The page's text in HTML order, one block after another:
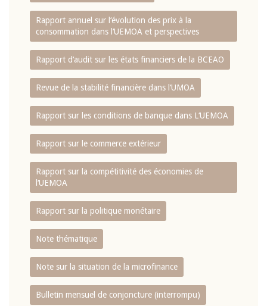
Rapport annuel sur l‘évolution des prix à la
consommation dans l‘UEMOA et perspectives
Rapport d‘audit sur les états financiers de la BCEAO
Revue de la stabilité financière dans l‘UMOA
Rapport sur les conditions de banque dans L‘UEMOA
Rapport sur le commerce extérieur
Rapport sur la compétitivité des économies de
l‘UEMOA
Rapport sur la politique monétaire
Note thématique
Note sur la situation de la microfinance
Bulletin mensuel de conjoncture (interrompu)